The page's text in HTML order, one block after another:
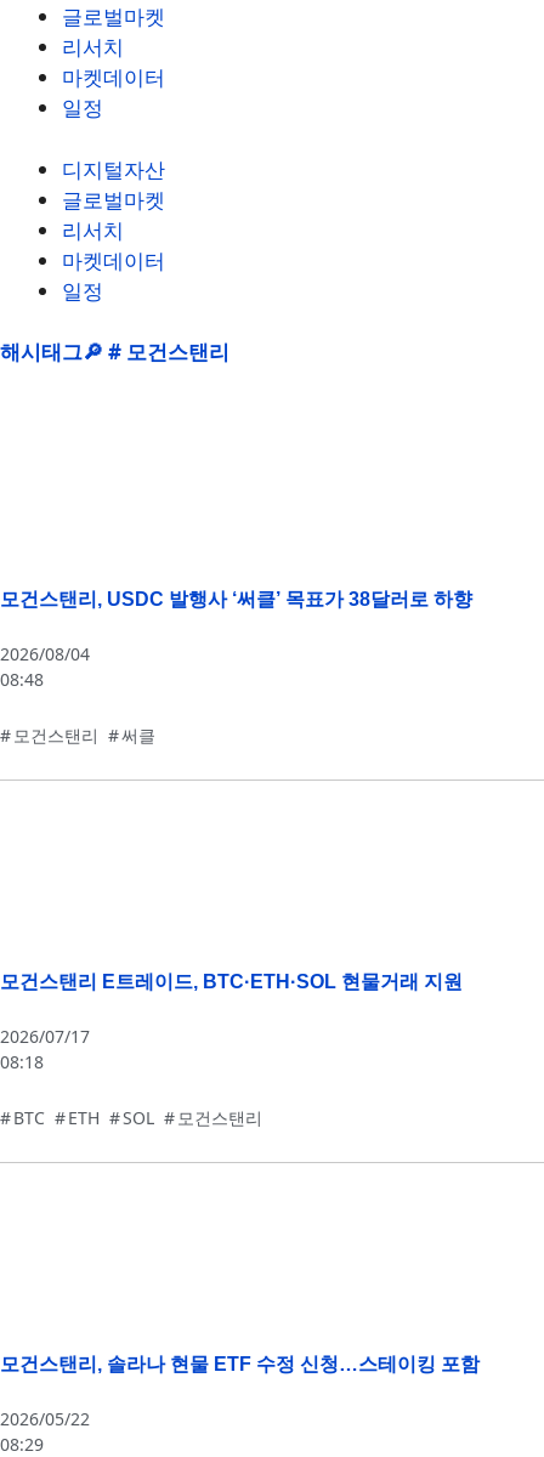
글로벌마켓
리서치
마켓데이터
일정
디지털자산
글로벌마켓
리서치
마켓데이터
일정
해시태그🔎 # 모건스탠리
모건스탠리, USDC 발행사 ‘써클’ 목표가 38달러로 하향
2026/08/04
08:48
모건스탠리 써클
모건스탠리 E트레이드, BTC·ETH·SOL 현물거래 지원
2026/07/17
08:18
BTC ETH SOL 모건스탠리
모건스탠리, 솔라나 현물 ETF 수정 신청…스테이킹 포함
2026/05/22
08:29